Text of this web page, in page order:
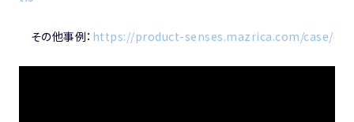
その他事例： https://product-senses.mazrica.com/case/